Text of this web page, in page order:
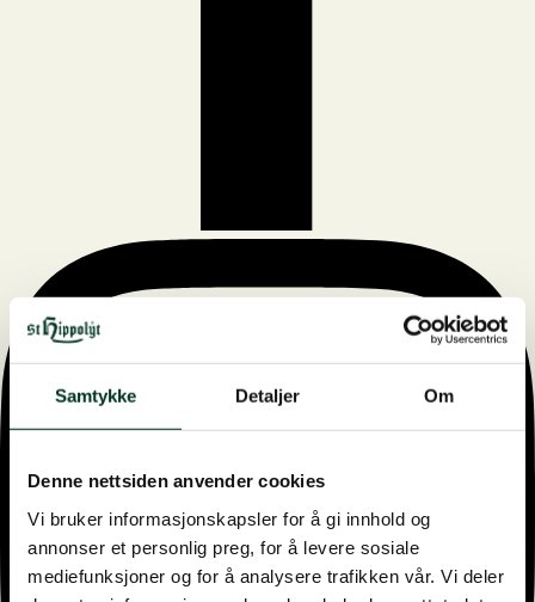
Samtykke Detaljer Om
Denne nettsiden anvender cookies
Vi bruker informasjonskapsler for å gi innhold og
annonser et personlig preg, for å levere sosiale
mediefunksjoner og for å analysere trafikken vår. Vi deler